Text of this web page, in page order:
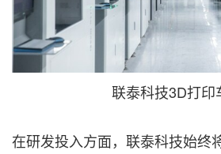
联泰科技3D打印
在研发投入方面，联泰科技始终